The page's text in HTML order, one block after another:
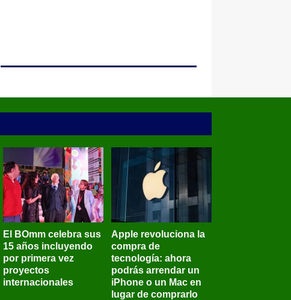
El BOmm celebra sus
15 años incluyendo
por primera vez
proyectos
internacionales
Apple revoluciona la
compra de
tecnología: ahora
podrás arrendar un
iPhone o un Mac en
lugar de comprarlo